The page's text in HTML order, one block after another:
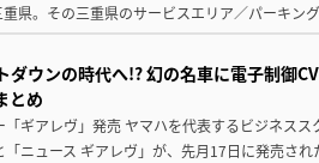
県。その三重県のサービスエリア／パーキン
ダウンの時代へ!? 幻の名車に電子制御
とめ
「ギアレヴ」発売 ヤマハを代表するビジネス
「ニュース ギアレヴ」が、先月17日に発売さ